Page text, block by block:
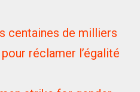
centaines de milliers
réclamer l’égalité